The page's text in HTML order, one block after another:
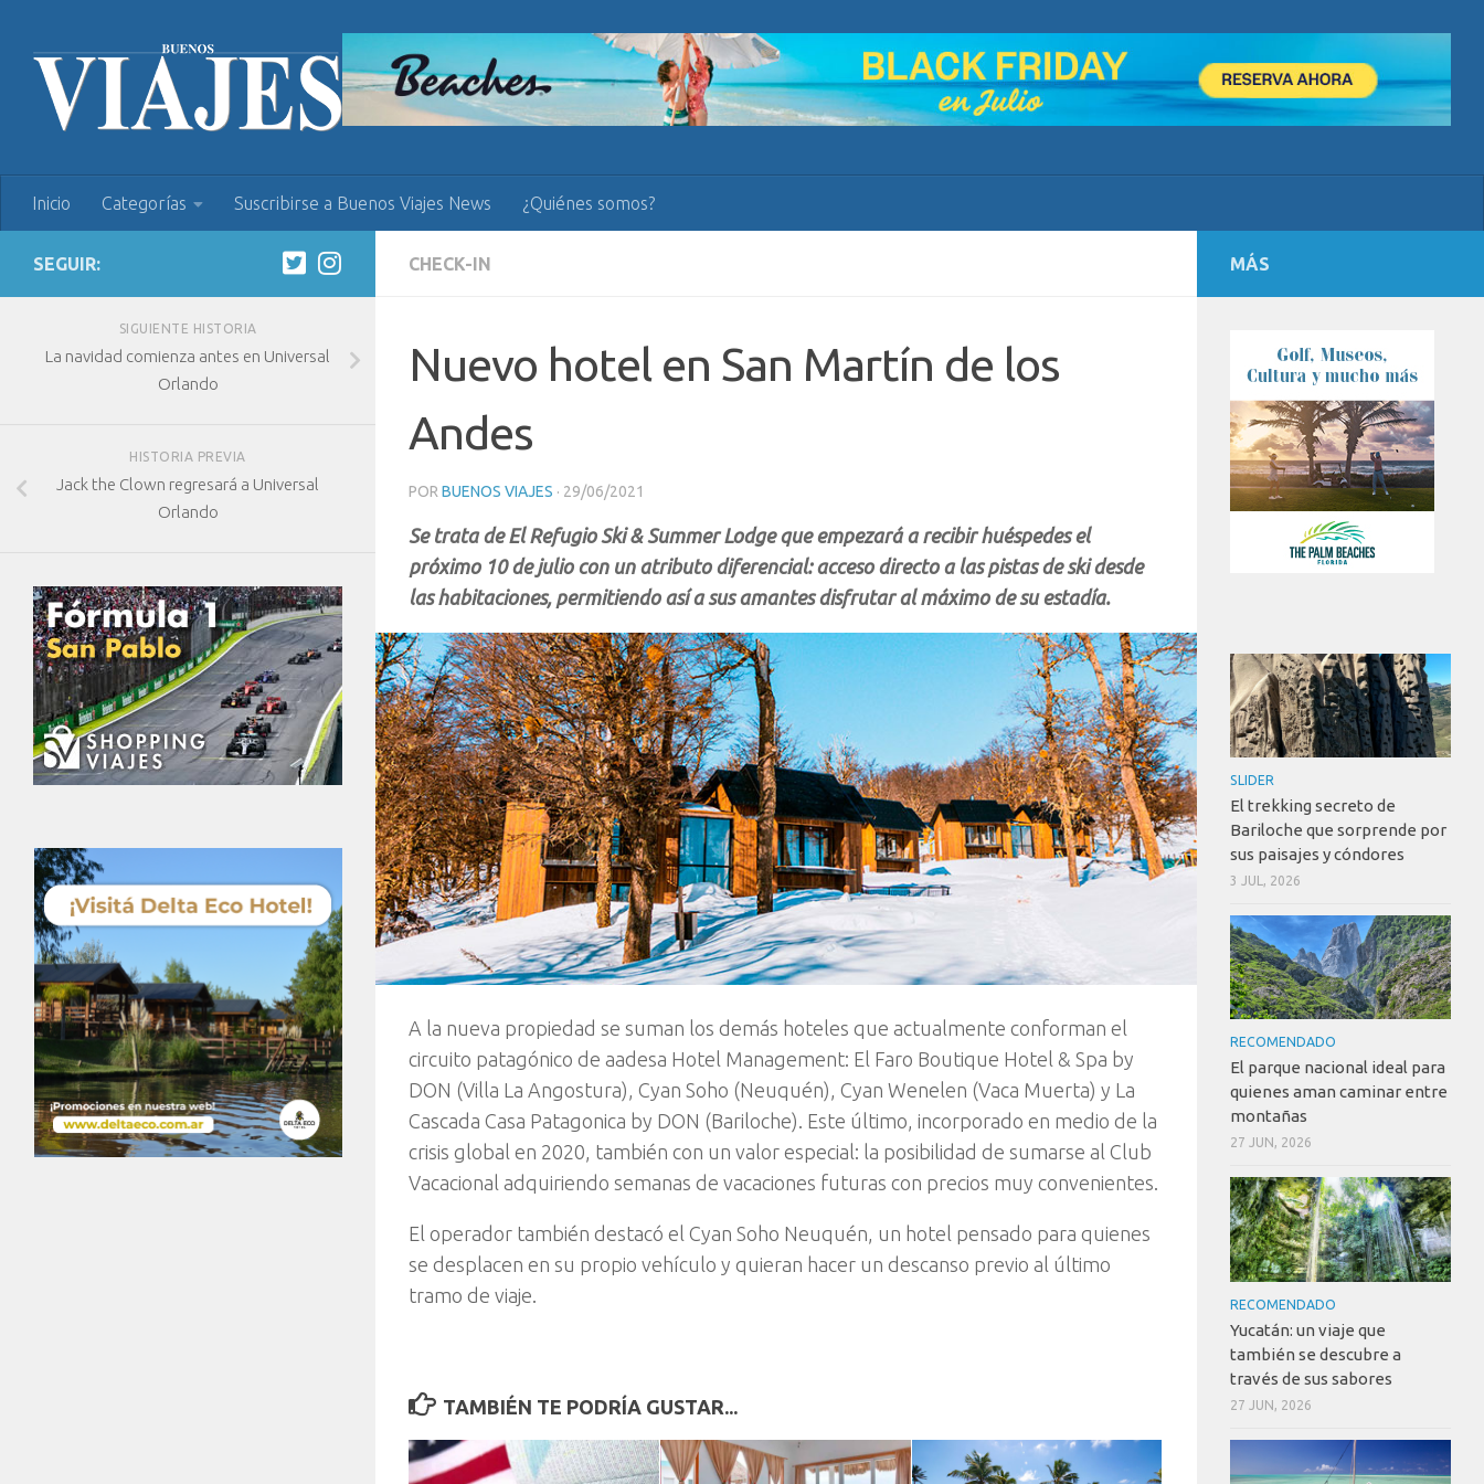
Inicio Categorías Suscribirse a Buenos Viajes News ¿Quiénes somos?
CHECK-IN
Nuevo hotel en San Martín de los
Andes
POR BUENOS VIAJES · 29/06/2021
Se trata de El Refugio Ski & Summer Lodge que empezará a recibir huéspedes el
próximo 10 de julio con un atributo diferencial: acceso directo a las pistas de ski desde
las habitaciones, permitiendo así a sus amantes disfrutar al máximo de su estadía.
A la nueva propiedad se suman los demás hoteles que actualmente conforman el
circuito patagónico de aadesa Hotel Management: El Faro Boutique Hotel & Spa by
DON (Villa La Angostura), Cyan Soho (Neuquén), Cyan Wenelen (Vaca Muerta) y La
Cascada Casa Patagonica by DON (Bariloche). Este último, incorporado en medio de la
crisis global en 2020, también con un valor especial: la posibilidad de sumarse al Club
Vacacional adquiriendo semanas de vacaciones futuras con precios muy convenientes.
El operador también destacó el Cyan Soho Neuquén, un hotel pensado para quienes
se desplacen en su propio vehículo y quieran hacer un descanso previo al último
tramo de viaje.
TAMBIÉN TE PODRÍA GUSTAR...
SEGUIR:
SIGUIENTE HISTORIA
La navidad comienza antes en Universal
Orlando
HISTORIA PREVIA
Jack the Clown regresará a Universal
Orlando
MÁS
SLIDER
El trekking secreto de
Bariloche que sorprende por
sus paisajes y cóndores
3 JUL, 2026
RECOMENDADO
El parque nacional ideal para
quienes aman caminar entre
montañas
27 JUN, 2026
RECOMENDADO
Yucatán: un viaje que
también se descubre a
través de sus sabores
27 JUN, 2026